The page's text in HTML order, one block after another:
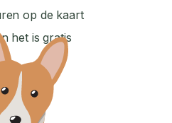
op de kaart
het is gratis